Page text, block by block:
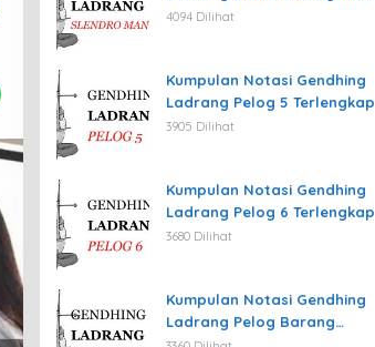
Terlengkap
4094 Dilihat
Kumpulan Notasi Gendhing
Ladrang Pelog 5 Terlengkap
3905 Dilihat
Kumpulan Notasi Gendhing
Ladrang Pelog 6 Terlengkap
3680 Dilihat
Kumpulan Notasi Gendhing
Ladrang Pelog Barang